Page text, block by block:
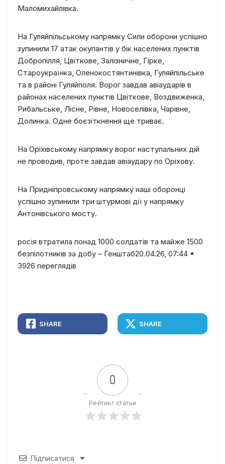
Маломихайлівка.
На Гуляйпільському напрямку Сили оборони успішно
зупинили 17 атак окупантів у бік населених пунктів
Добропілля, Цвіткове, Залізничне, Гірке,
Староукраїнка, Оленокостянтинівка, Гуляйпільське
та в районі Гуляйполя. Ворог завдав авіаударів в
районах населених пунктів Цвіткове, Воздвиженка,
Рибальське, Лісне, Рівне, Новоселівка, Чарівне,
Долинка. Одне боєзіткнення ще триває.
На Оріхівському напрямку ворог наступальних дій
не проводив, проте завдав авіаудару по Оріхову.
На Придніпровському напрямку наші оборонці
успішно зупинили три штурмові дії у напрямку
Антонівського мосту.
росія втратила понад 1000 солдатів та майже 1500
безпілотників за добу – Генштаб20.04.26, 07:44 •
3926 переглядiв
SHARE SHARE
0
Рейтинг статьи
Підписатися